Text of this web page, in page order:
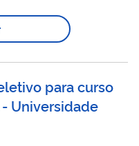
para curso
Universidade